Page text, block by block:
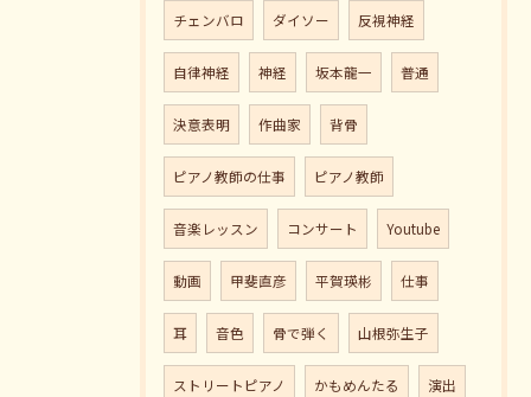
チェンバロ ダイソー 反視神経
自律神経 神経 坂本龍一 普通
決意表明 作曲家 背骨
ピアノ教師の仕事 ピアノ教師
音楽レッスン コンサート Youtube
動画 甲斐直彦 平賀瑛彬 仕事
耳 音色 骨で弾く 山根弥生子
ストリートピアノ かもめんたる 演出